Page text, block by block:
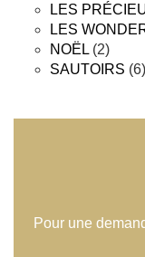
LES
LES
NOËL 22
SAUTOIRS 66
Pour une